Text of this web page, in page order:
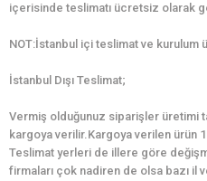
içerisinde teslimatı ücretsiz olarak
NOT:İstanbul içi teslimat ve kurulum
İstanbul Dışı Teslimat;
Vermiş olduğunuz siparişler üretimi
kargoya verilir.Kargoya verilen ürün
Teslimat yerleri de illere göre
firmaları çok nadiren de olsa bazı il